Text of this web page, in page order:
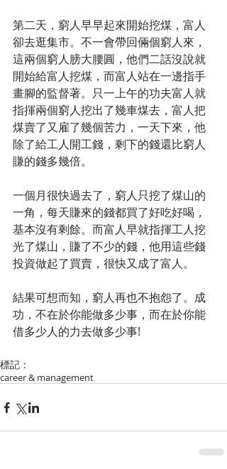
第二天，窮人早早起來開始挖煤，富人
卻去逛集市。不一會帶回倆個窮人來，
這兩個窮人膀大腰圓，他們二話沒說就
開始給富人挖煤，而富人站在一邊指手
畫腳的監督著。只一上午的功夫富人就
指揮兩個窮人挖出了幾車煤去，富人把
煤賣了又雇了幾個苦力，一天下來，他
除了給工人開工錢，剩下的錢還比窮人
賺的錢多幾倍。
一個月很快過去了，窮人只挖了煤山的
一角，每天賺來的錢都買了好吃好喝，
基本沒有剩餘。而富人早就指揮工人挖
光了煤山，賺了不少的錢，他用這些錢
投資做起了買賣，很快又成了富人。
結果可想而知，窮人再也不抱怨了。成
功，不在於你能做多少事，而在於你能
借多少人的力去做多少事!
標記：
career & management